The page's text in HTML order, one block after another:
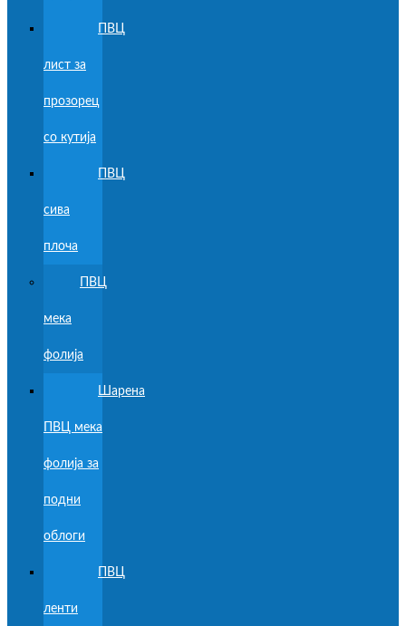
ПВЦ
лист за
прозорец
со кутија
ПВЦ
сива
плоча
ПВЦ
мека
фолија
Шарена
ПВЦ мека
фолија за
подни
облоги
ПВЦ
ленти